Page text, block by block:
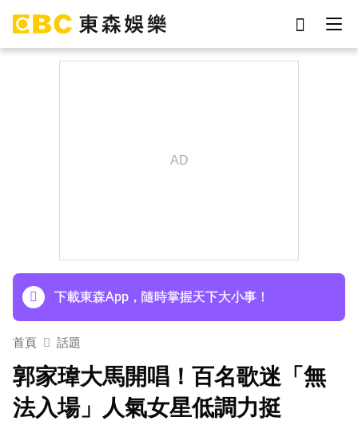
下載東森App，隨時掌握天下大小事！
首頁 話題
郭家瑋大馬開唱！百名歌迷「無
法入場」人氣女星低調力挺